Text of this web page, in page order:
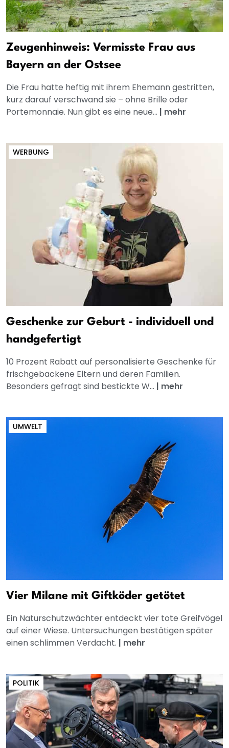
Zeugenhinweis: Vermisste Frau aus
Bayern an der Ostsee
Die Frau hatte heftig mit ihrem Ehemann gestritten,
kurz darauf verschwand sie – ohne Brille oder
Portemonnaie. Nun gibt es eine neue... | mehr
WERBUNG
Geschenke zur Geburt - individuell und
handgefertigt
10 Prozent Rabatt auf personalisierte Geschenke für
frischgebackene Eltern und deren Familien.
Besonders gefragt sind bestickte W... | mehr
UMWELT
Vier Milane mit Giftköder getötet
Ein Naturschutzwächter entdeckt vier tote Greifvögel
auf einer Wiese. Untersuchungen bestätigen später
einen schlimmen Verdacht. | mehr
POLITIK